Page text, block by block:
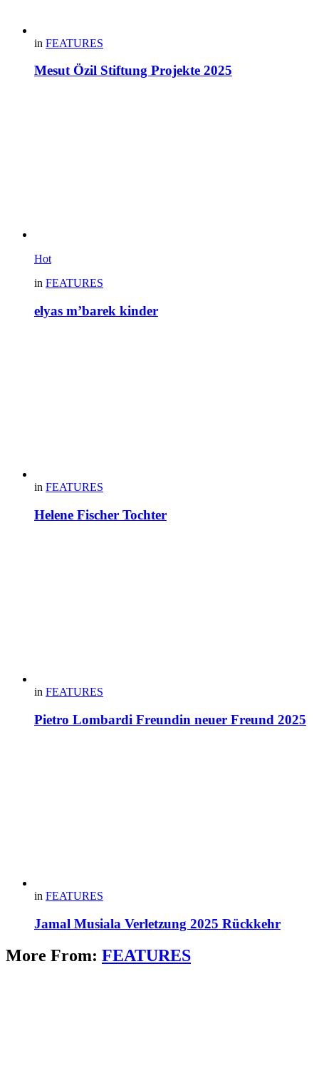
in FEATURES
Mesut Özil Stiftung Projekte 2025
Hot
in FEATURES
elyas m’barek kinder
in FEATURES
Helene Fischer Tochter
in FEATURES
Pietro Lombardi Freundin neuer Freund 2025
in FEATURES
Jamal Musiala Verletzung 2025 Rückkehr
More From: FEATURES